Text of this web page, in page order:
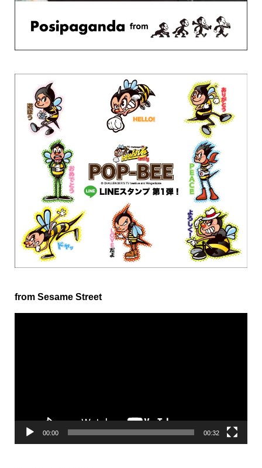
from Sesame Street
00:00 00:32